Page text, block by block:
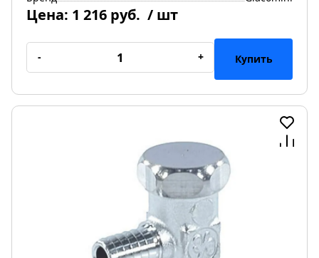
Цена: 1 216 руб. / шт
- + Купить